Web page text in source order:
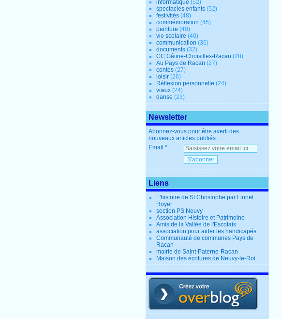
informatique (52)
spectacles enfants (52)
festivités (48)
commémoration (45)
peinture (40)
vie scolaire (40)
communication (36)
documents (32)
CC Gâtine-Choisilles-Racan (28)
Au Pays de Racan (27)
contes (27)
loisir (26)
Réflexion personnelle (24)
vœux (24)
danse (23)
Newsletter
Abonnez-vous pour être averti des
nouveaux articles publiés.
Email
Liens
L'histoire de St Christophe par Lionel
Royer
section PS Neuvy
Association Histoire et Patrimoine
Amis de la Vallée de l'Escotais
association pour aider les handicapés
Communauté de communes Pays de
Racan
mairie de Saint-Paterne-Racan
Maison des écritures de Neuvy-le-Roi